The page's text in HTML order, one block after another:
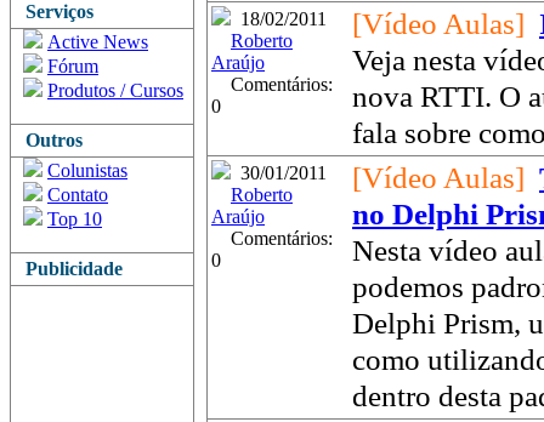
Serviços
Active News
Fórum
Produtos / Cursos
Outros
Colunistas
Contato
Top 10
Publicidade
18/02/2011
Roberto
Araújo
Comentários:
0
[Vídeo Aulas]
Veja nesta
nova RTTI. O
fala sobre
30/01/2011
Roberto
Araújo
Comentários:
0
[Vídeo Aulas]
no Delphi
Nesta vídeo
podemos
Delphi Prism,
como
dentro desta